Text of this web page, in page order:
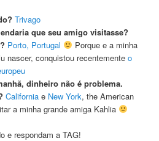
Trivago
que seu amigo visitasse?
Porto, Portugal
Porque e a minha
nascer, conquistou recentementeo
dinheiro não é problema.
California e New York, the American
a minha grande amiga Kahlia
e respondam a TAG!